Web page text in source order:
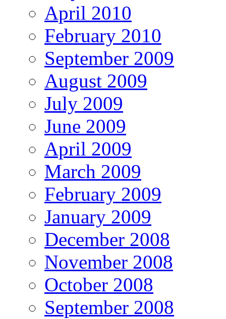
April 2010
February 2010
September 2009
August 2009
July 2009
June 2009
April 2009
March 2009
February 2009
January 2009
December 2008
November 2008
October 2008
September 2008